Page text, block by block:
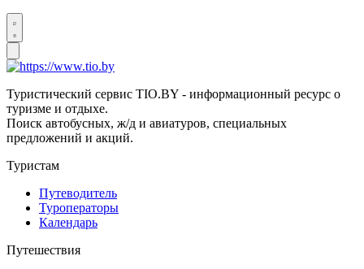
Туристический сервис TIO.BY - информационный ресурс о
туризме и отдыхе.
Поиск автобусных, ж/д и авиатуров, специальных
предложений и акций.
Туристам
Путеводитель
Туроператоры
Календарь
Путешествия